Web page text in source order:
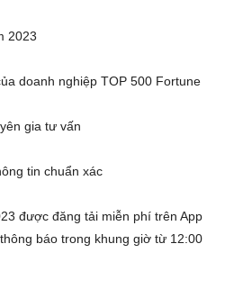
2023
doanh nghiệp TOP 500 Fortune
gia tư vấn
tin chuẩn xác
được đăng tải miễn phí trên App
báo trong khung giờ từ 12:00